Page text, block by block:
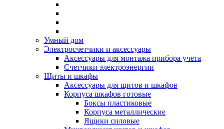
Умный дом
Электросчетчики и аксессуары
Аксессуары для монтажа прибора учета
Счетчики электроэнергии
Щиты и шкафы
Аксессуары для щитов и шкафов
Корпуса шкафов готовые
Боксы пластиковые
Корпуса металлические
Ящики силовые